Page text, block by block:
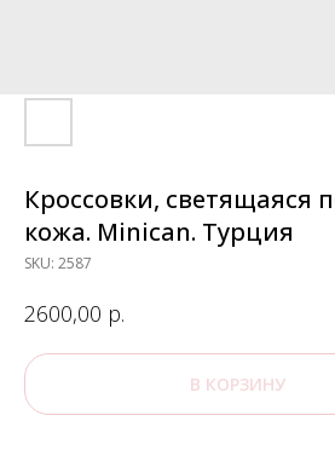
Кроссовки, светящаяся
кожа. Minican. Турция
SKU: 2587
2600,00 р.
В КОРЗИНУ